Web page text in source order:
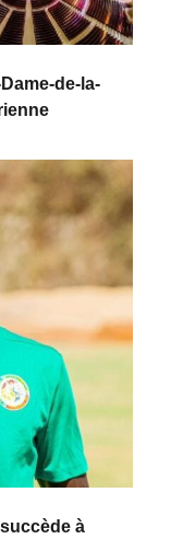
de-la-
à